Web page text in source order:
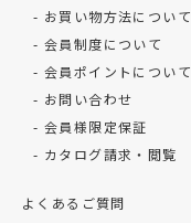
お買い物方法について
会員制度について
会員ポイントについて
お問い合わせ
会員様限定保証
カタログ請求・閲覧
よくあるご質問